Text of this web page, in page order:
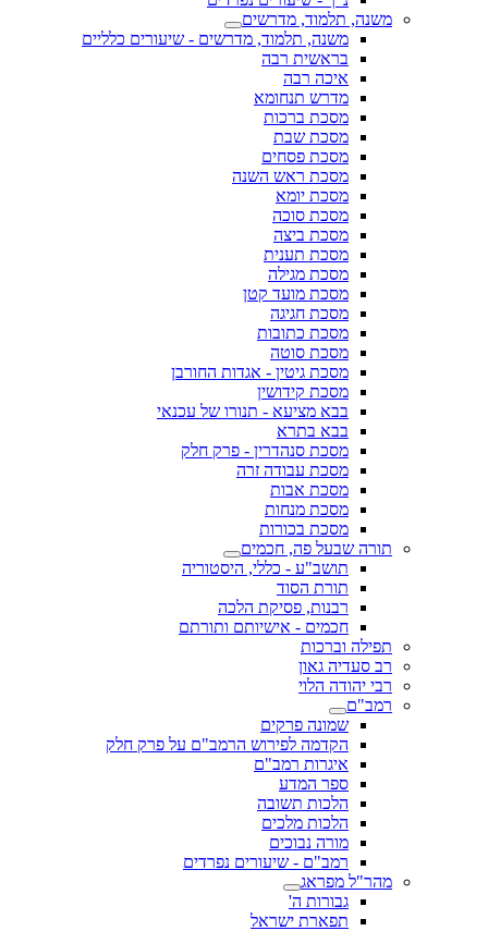
משנה, תלמוד, מדרשים
משנה, תלמוד, מדרשים - שיעורים כלליים
בראשית רבה
איכה רבה
מדרש תנחומא
מסכת ברכות
מסכת שבת
מסכת פסחים
מסכת ראש השנה
מסכת יומא
מסכת סוכה
מסכת ביצה
מסכת תענית
מסכת מגילה
מסכת מועד קטן
מסכת חגיגה
מסכת כתובות
מסכת סוטה
מסכת גיטין - אגדות החורבן
מסכת קידושין
בבא מציעא - תנורו של עכנאי
בבא בתרא
מסכת סנהדרין - פרק חלק
מסכת עבודה זרה
מסכת אבות
מסכת מנחות
מסכת בכורות
תורה שבעל פה, חכמים
תושב"ע - כללי, היסטוריה
תורת הסוד
רבנות, פסיקת הלכה
חכמים - אישיותם ותורתם
תפילה וברכות
רב סעדיה גאון
רבי יהודה הלוי
רמב"ם
שמונה פרקים
הקדמה לפירוש הרמב"ם על פרק חלק
איגרות רמב"ם
ספר המדע
הלכות תשובה
הלכות מלכים
מורה נבוכים
רמב"ם - שיעורים נפרדים
מהר"ל מפראג
גבורות ה'
תפארת ישראל